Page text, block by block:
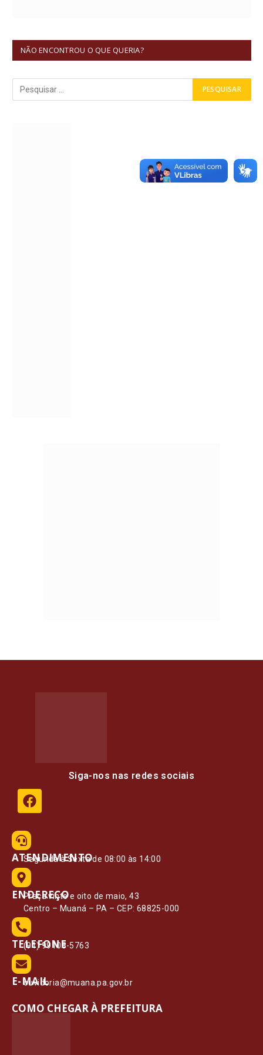
NÃO ENCONTROU O QUE QUERIA?
Siga-nos nas redes sociais
ATENDIMENTO
Segunda à Sexta de 08:00 às 14:00
ENDEREÇO
Praça vinte e oito de maio, 43
Centro – Muaná – PA – CEP: 68825-000
TELEFONE
(91) 99108-5763
E-MAIL
ouvidoria@muana.pa.gov.br
COMO CHEGAR À PREFEITURA